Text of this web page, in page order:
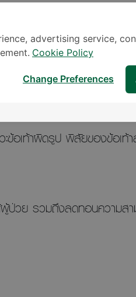
ให้สามารถขยับข้อเท้าและ
งอย่างมีนัยสำคัญ
งเหมาะสม โดยเฉพาะเมื่อ
ะข้อเท้าผิดรูป พิสัยของข้อเท้
ผู้ป่วย รวมถึงลดทอนความส
advertising service,
Cookie Policy
Change Preferences